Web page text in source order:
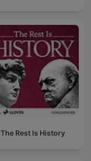
The Rest Is History